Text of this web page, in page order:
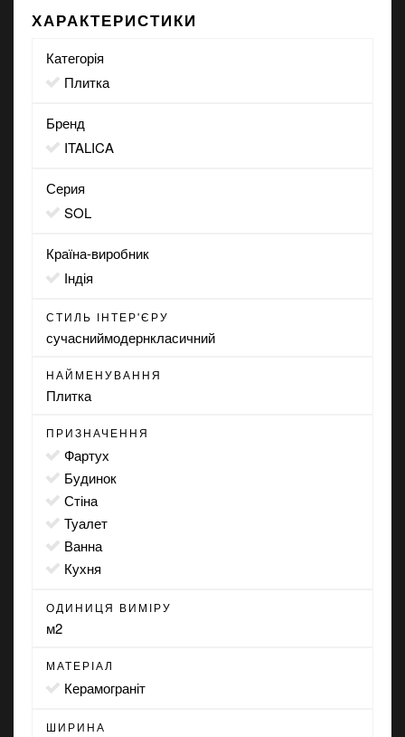
ХАРАКТЕРИСТИКИ
Категорія
Плитка
Бренд
ITALICA
Серия
SOL
Країна-виробник
Індія
СТИЛЬ ІНТЕР'ЄРУ
сучасниймодернкласичний
НАЙМЕНУВАННЯ
Плитка
ПРИЗНАЧЕННЯ
фартух
будинок
стіна
туалет
ванна
кухня
ОДИНИЦЯ ВИМІРУ
м2
МАТЕРІАЛ
Керамограніт
ШИРИНА